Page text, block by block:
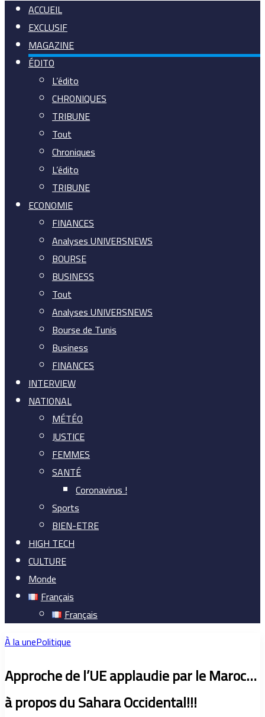
ACCUEIL
EXCLUSIF
MAGAZINE
ÉDITO
L’édito
CHRONIQUES
TRIBUNE
Tout
Chroniques
L’édito
TRIBUNE
ECONOMIE
FINANCES
Analyses UNIVERSNEWS
BOURSE
BUSINESS
Tout
Analyses UNIVERSNEWS
Bourse de Tunis
Business
FINANCES
INTERVIEW
NATIONAL
MÉTÉO
JUSTICE
FEMMES
SANTÉ
Coronavirus !
Sports
BIEN-ETRE
HIGH TECH
CULTURE
Monde
Français
Français
À la unePolitique
Approche de l’UE applaudie par le Maroc…
à propos du Sahara Occidental!!!